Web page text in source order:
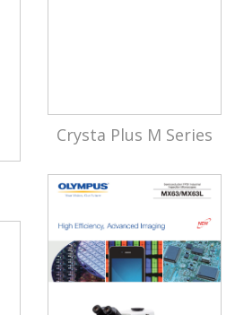
Crysta Plus M Series